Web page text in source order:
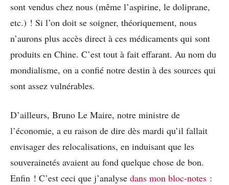
sont vendus chez nous (même l’aspirine, le doliprane,
etc.) ! Si l’on doit se soigner, théoriquement, nous
n’aurons plus accès direct à ces médicaments qui sont
produits en Chine. C’est tout à fait effarant. Au nom du
mondialisme, on a confié notre destin à des sources qui
sont assez vulnérables.
D’ailleurs, Bruno Le Maire, notre ministre de
l’économie, a eu raison de dire dès mardi qu’il fallait
envisager des relocalisations, en induisant que les
souverainetés avaient au fond quelque chose de bon.
Enfin ! C’est ceci que j’analyse dans mon bloc-notes :